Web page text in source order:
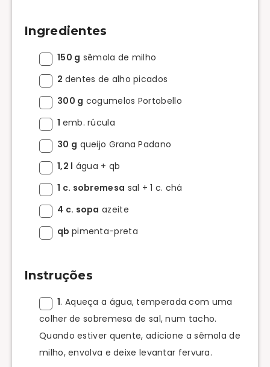
Ingredientes
150 g sêmola de milho
2 dentes de alho picados
300 g cogumelos Portobello
1 emb. rúcula
30 g queijo Grana Padano
1,2 l água + qb
1 c. sobremesa sal + 1 c. chá
4 c. sopa azeite
qb pimenta-preta
Instruções
1. Aqueça a água, temperada com uma
colher de sobremesa de sal, num tacho.
Quando estiver quente, adicione a sêmola de
milho, envolva e deixe levantar fervura.